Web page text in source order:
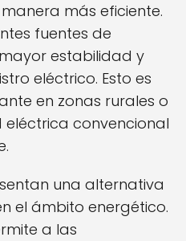
más eficiente.
fuentes de
estabilidad y
eléctrico. Esto es
en zonas rurales o
convencional
una alternativa
el ámbito energético.
a las